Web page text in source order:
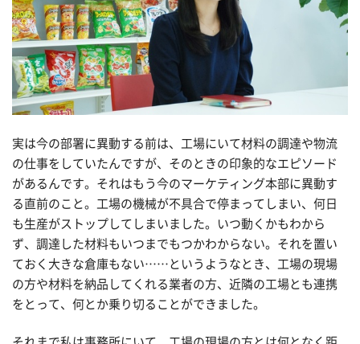
実は今の部署に異動する前は、工場にいて材料の調達や物流
の仕事をしていたんですが、そのときの印象的なエピソード
があるんです。それはもう今のマーケティング本部に異動す
る直前のこと。工場の機械が不具合で停まってしまい、何日
も生産がストップしてしまいました。いつ動くかもわから
ず、調達した材料もいつまでもつかわからない。それを置い
ておく大きな倉庫もない……というようなとき、工場の現場
の方や材料を納品してくれる業者の方、近隣の工場とも連携
をとって、何とか乗り切ることができました。